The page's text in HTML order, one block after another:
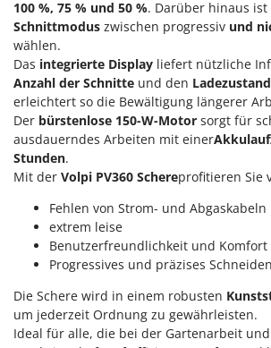
Manuelle Heckenscheren
Mehrzweck-Sauggeräte
Minibacköfen
Motorhacken - Gartenfräsen
Motorspritzen
Mulcher für Traktor
N
Nudelmaschinen
Obstmühlen Obsthäcksler
Obstpressen
Olivenernter und Schüttler
FARMER
FBC
Ferrari Group
Ferroni
Ferrua
FIAC
FIEM
Fimar
FINI
Fiorentini
Flymo
Fontana Forni
100 %, 75 % und 50 %. Darüber hinaus
Schnittmodus zwischen progressiv und
wählen.
Das integrierte Display liefert nützliche
Anzahl der Schnitte und den
erleichtert so die Bewältigung längerer
Der bürstenlose 150-W-Motor sorgt für
ausdauerndes Arbeiten mit einer
Stunden.
Mit der Volpi PV360 Schereprofitieren Sie
Fehlen von Strom- und Abgaskabeln
extrem leise
Benutzerfreundlichkeit und Komfort
Progressives und präzises Schneiden
Die Schere wird in einem robusten
um jederzeit Ordnung zu gewährleisten.
Ideal für alle, die bei der Gartenarbeit